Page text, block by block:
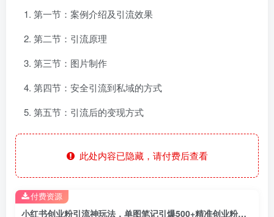
第一节：案例介绍及引流效果
第二节：引流原理
第三节：图片制作
第四节：安全引流到私域的方式
第五节：引流后的变现方式
此处内容已隐藏，请付费后查看
小红书创业粉引流神玩法，单图笔记引爆500+精准创业粉丝，私信狂潮接连不断，单条笔记轻松带来超高转化率！
付费资源